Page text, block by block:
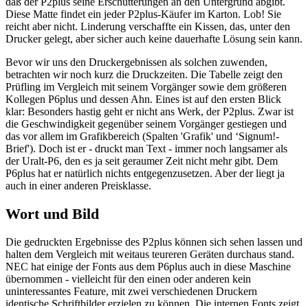
Diese Matte findet ein jeder P2plus-Käufer im Karton. Lob! Sie
reicht aber nicht. Linderung verschaffte ein Kissen, das, unter den
Drucker gelegt, aber sicher auch keine dauerhafte Lösung sein kann.
Bevor wir uns den Druckergebnissen als solchen zuwenden,
betrachten wir noch kurz die Druckzeiten. Die Tabelle zeigt den
Prüfling im Vergleich mit seinem Vorgänger sowie dem größeren
Kollegen P6plus und dessen Ahn. Eines ist auf den ersten Blick
klar: Besonders hastig geht er nicht ans Werk, der P2plus. Zwar ist
die Geschwindigkeit gegenüber seinem Vorgänger gestiegen und
das vor allem im Grafikbereich (Spalten 'Grafik' und ‘Signum!-
Brief'). Doch ist er - druckt man Text - immer noch langsamer als
der Uralt-P6, den es ja seit geraumer Zeit nicht mehr gibt. Dem
P6plus hat er natürlich nichts entgegenzusetzen. Aber der liegt ja
auch in einer anderen Preisklasse.
Wort und Bild
Die gedruckten Ergebnisse des P2plus können sich sehen lassen und
halten dem Vergleich mit weitaus teureren Geräten durchaus stand.
NEC hat einige der Fonts aus dem P6plus auch in diese Maschine
übernommen - vielleicht für den einen oder anderen kein
uninteressantes Feature, mit zwei verschiedenen Druckern
identische Schriftbilder erzielen zu können. Die internen Fonts zeigt